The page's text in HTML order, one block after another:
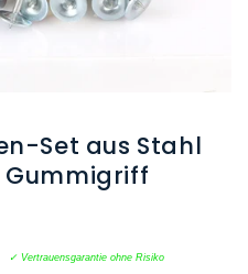
Set aus Stahl
✓ Vertrauensgarantie ohne Risiko